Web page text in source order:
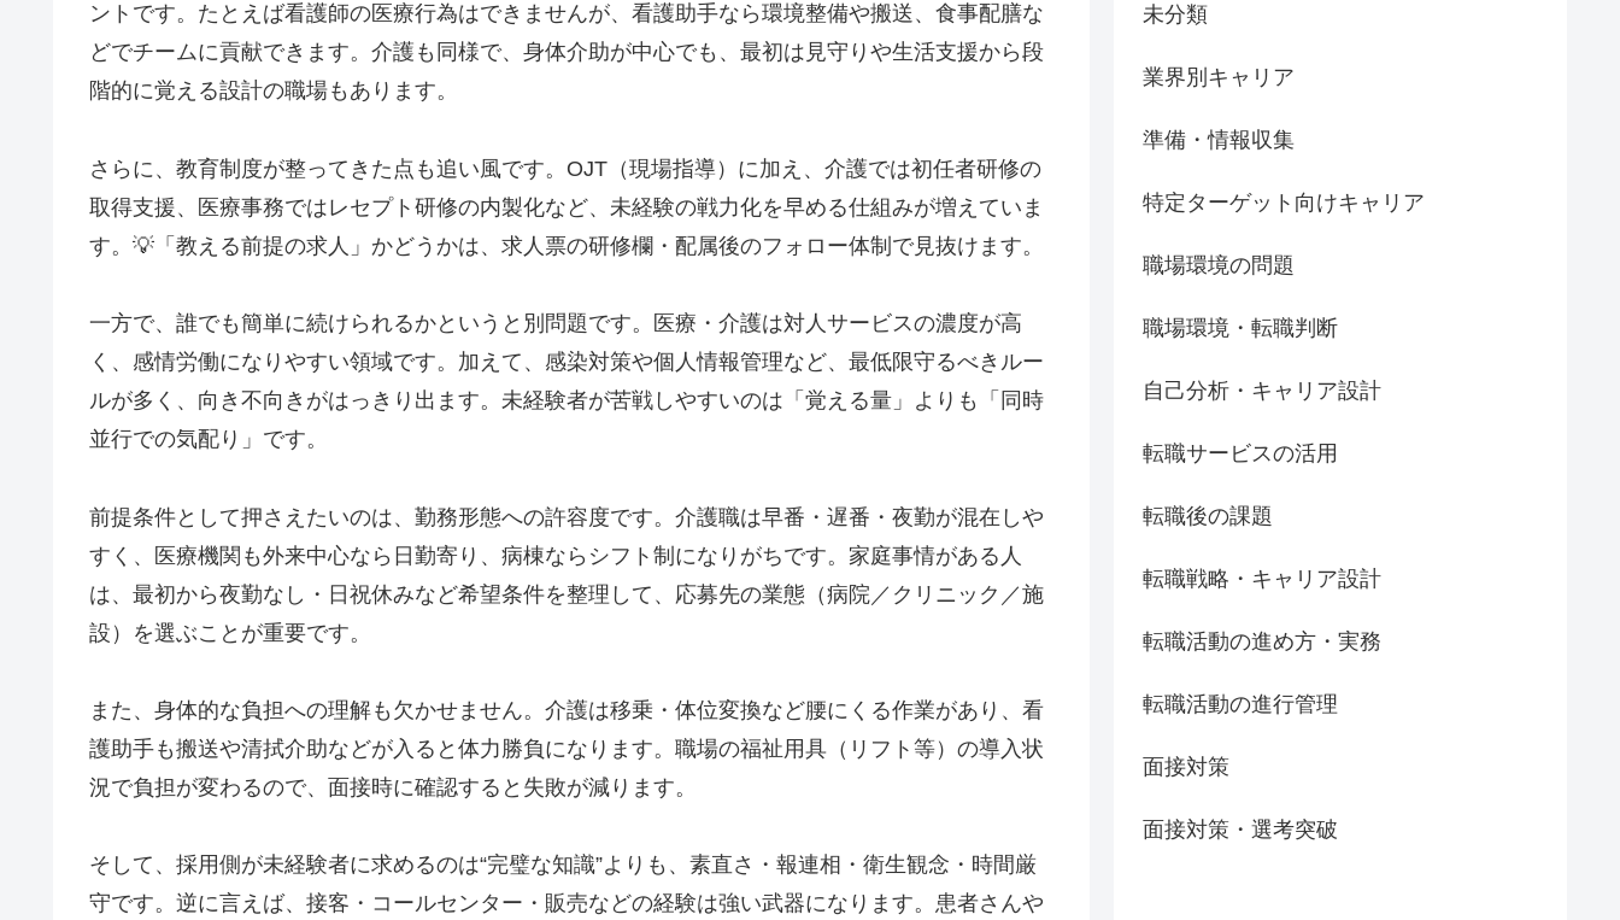
ントです。たとえば看護師の医療行為はできませんが、看護助手なら環境整備や搬送、食事配膳な
どでチームに貢献できます。介護も同様で、身体介助が中心でも、最初は見守りや生活支援から段
階的に覚える設計の職場もあります。
さらに、教育制度が整ってきた点も追い風です。OJT（現場指導）に加え、介護では初任者研修の
取得支援、医療事務ではレセプト研修の内製化など、未経験の戦力化を早める仕組みが増えていま
す。💡「教える前提の求人」かどうかは、求人票の研修欄・配属後のフォロー体制で見抜けます。
一方で、誰でも簡単に続けられるかというと別問題です。医療・介護は対人サービスの濃度が高
く、感情労働になりやすい領域です。加えて、感染対策や個人情報管理など、最低限守るべきルー
ルが多く、向き不向きがはっきり出ます。未経験者が苦戦しやすいのは「覚える量」よりも「同時
並行での気配り」です。
前提条件として押さえたいのは、勤務形態への許容度です。介護職は早番・遅番・夜勤が混在しや
すく、医療機関も外来中心なら日勤寄り、病棟ならシフト制になりがちです。家庭事情がある人
は、最初から夜勤なし・日祝休みなど希望条件を整理して、応募先の業態（病院／クリニック／施
設）を選ぶことが重要です。
また、身体的な負担への理解も欠かせません。介護は移乗・体位変換など腰にくる作業があり、看
護助手も搬送や清拭介助などが入ると体力勝負になります。職場の福祉用具（リフト等）の導入状
況で負担が変わるので、面接時に確認すると失敗が減ります。
そして、採用側が未経験者に求めるのは“完璧な知識”よりも、素直さ・報連相・衛生観念・時間厳
守です。逆に言えば、接客・コールセンター・販売などの経験は強い武器になります。患者さんや
未分類
業界別キャリア
準備・情報収集
特定ターゲット向けキャリア
職場環境の問題
職場環境・転職判断
自己分析・キャリア設計
転職サービスの活用
転職後の課題
転職戦略・キャリア設計
転職活動の進め方・実務
転職活動の進行管理
面接対策
面接対策・選考突破